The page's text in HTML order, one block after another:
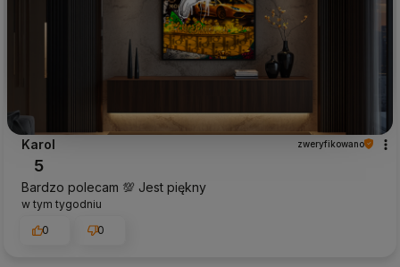
Karol zweryfikowano
5
Bardzo polecam 💯 Jest piękny
w tym tygodniu
0
0